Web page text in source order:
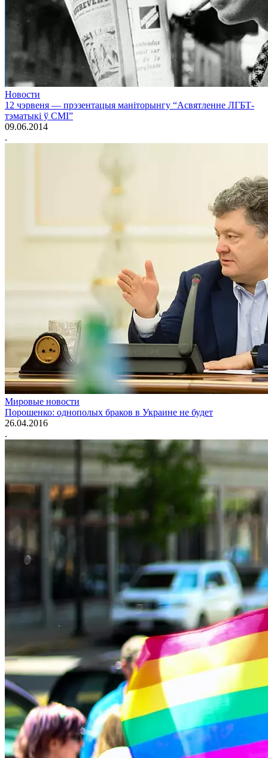
Новости
12 чэрвеня — прэзентацыя маніторынгу “Асвятленне ЛГБТ-
тэматыкі ў СМІ”
09.06.2014
.
Мировые новости
Порошенко: однополых браков в Украине не будет
26.04.2016
.